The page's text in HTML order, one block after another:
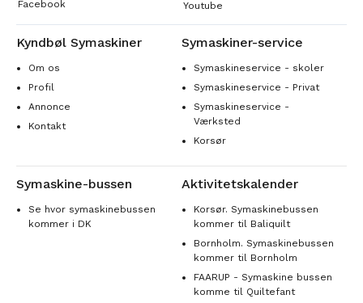
Facebook Youtube
Kyndbøl Symaskiner
Om os
Profil
Annonce
Kontakt
Symaskiner-service
Symaskineservice - skoler
Symaskineservice - Privat
Symaskineservice -
Værksted
Korsør
Symaskine-bussen
Se hvor symaskinebussen
kommer i DK
Aktivitetskalender
Korsør. Symaskinebussen
kommer til Baliquilt
Bornholm. Symaskinebussen
kommer til Bornholm
FAARUP - Symaskine bussen
komme til Quiltefant